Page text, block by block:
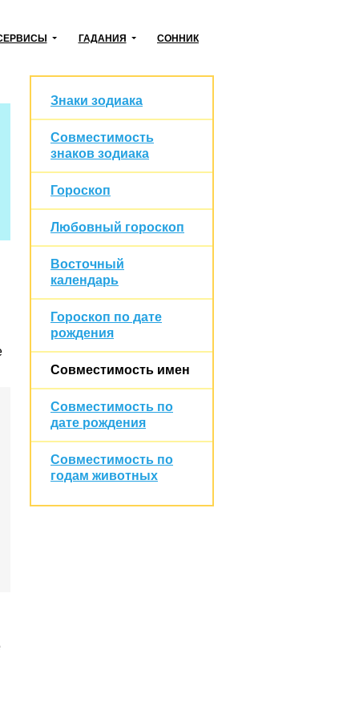
ГАДАНИЯ СОННИК
Знаки зодиака
Совместимость
знаков зодиака
Гороскоп
Любовный гороскоп
Восточный
календарь
Гороскоп по дате
рождения
Совместимость имен
Совместимость по
дате рождения
Совместимость по
годам животных